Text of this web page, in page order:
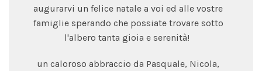
augurarvi un felice natale a voi ed alle vostre
famiglie sperando che possiate trovare sotto
l'albero tanta gioia e serenità!
un caloroso abbraccio da Pasquale, Nicola,